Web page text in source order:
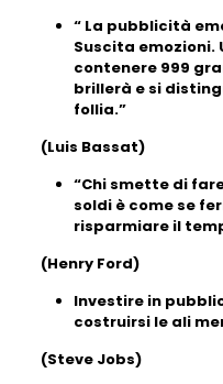
“ La pubblicità
Suscita emozioni.
contenere 999
brillerà e si
follia.”
(Luis Bassat)
“Chi smette di
soldi è come se
risparmiare il
(Henry Ford)
Investire in
costruirsi le ali
(Steve Jobs)